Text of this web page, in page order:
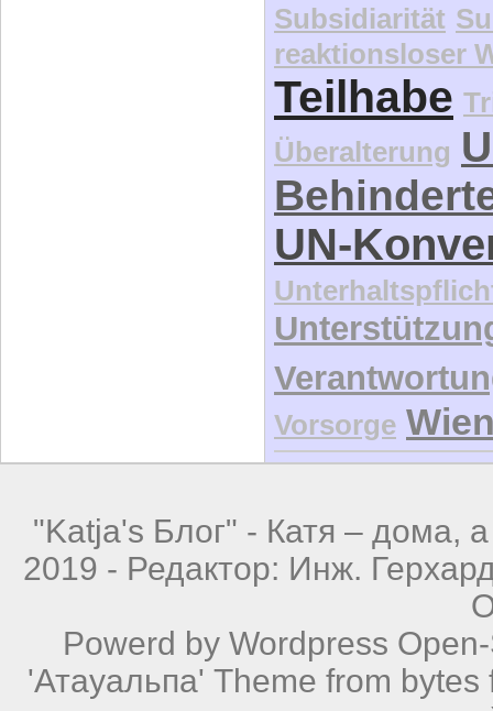
Subsidiarität
reaktionsloser
Teilhabe
Überalterung
UN-
Vorsorge
"Katja's Блог" - Катя – дома,
2019 - Редактор: Инж.
Powerd by Wordpress
'Атауальпа' Theme from bytes